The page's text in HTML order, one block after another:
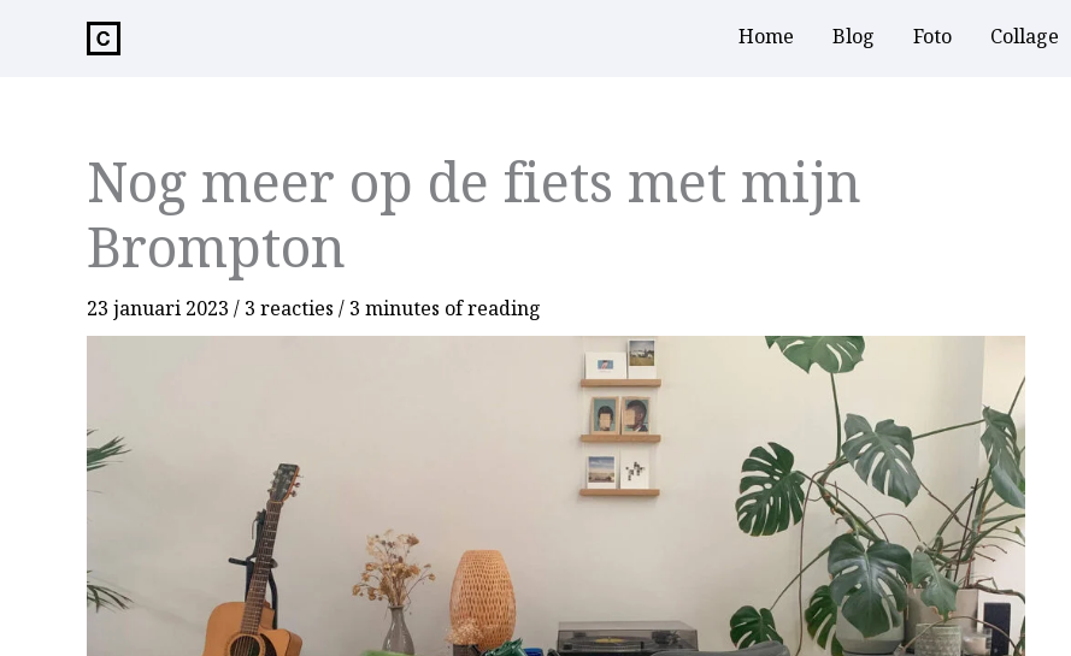
Home Blog Foto Collage
Nog meer op de fiets met mijn
Brompton
23 januari 2023 / 3 reacties / 3 minutes of reading